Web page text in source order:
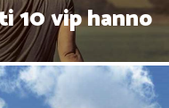
10 vip hanno